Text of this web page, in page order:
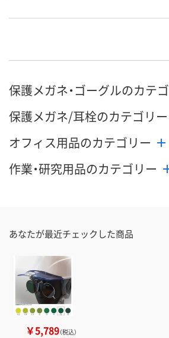
カゴへ
保護メガネ・ゴーグルのカテ
保護メガネ/耳栓のカテゴリー
オフィス用品のカテゴリー
作業・研究用品のカテゴリー
あなたが最近チェックした商品
￥5,789（税込）